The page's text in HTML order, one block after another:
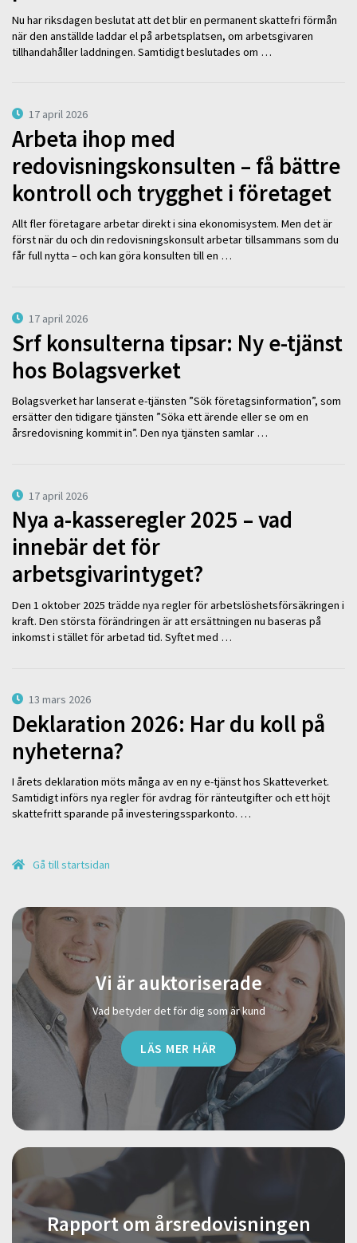
Nu har riksdagen beslutat att det blir en permanent skattefri förmån
när den anställde laddar el på arbetsplatsen, om arbetsgivaren
tillhandahåller laddningen. Samtidigt beslutades om …
17 april 2026
Arbeta ihop med
redovisningskonsulten – få bättre
kontroll och trygghet i företaget
Allt fler företagare arbetar direkt i sina ekonomisystem. Men det är
först när du och din redovisningskonsult arbetar tillsammans som du
får full nytta – och kan göra konsulten till en …
17 april 2026
Srf konsulterna tipsar: Ny e-tjänst
hos Bolagsverket
Bolagsverket har lanserat e-tjänsten ”Sök företagsinformation”, som
ersätter den tidigare tjänsten ”Söka ett ärende eller se om en
årsredovisning kommit in”. Den nya tjänsten samlar …
17 april 2026
Nya a-kasseregler 2025 – vad
innebär det för
arbetsgivarintyget?
Den 1 oktober 2025 trädde nya regler för arbetslöshetsförsäkringen i
kraft. Den största förändringen är att ersättningen nu baseras på
inkomst i stället för arbetad tid. Syftet med …
13 mars 2026
Deklaration 2026: Har du koll på
nyheterna?
I årets deklaration möts många av en ny e-tjänst hos Skatteverket.
Samtidigt införs nya regler för avdrag för ränteutgifter och ett höjt
skattefritt sparande på investeringssparkonto. …
Gå till startsidan
Vi är auktoriserade
Vad betyder det för dig som är kund
LÄS MER HÄR
Rapport om årsredovisningen